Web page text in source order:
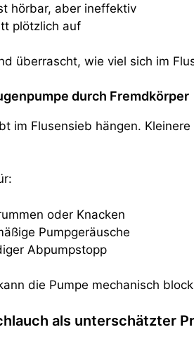
hörbar, aber ineffektiv
plötzlich auf
überrascht, wie viel sich im
durch Fremdkörper
im Flusensieb hängen.
oder Knacken
Pumpgeräusche
Abpumpstopp
die Pumpe mechanisch
als unterschätzter